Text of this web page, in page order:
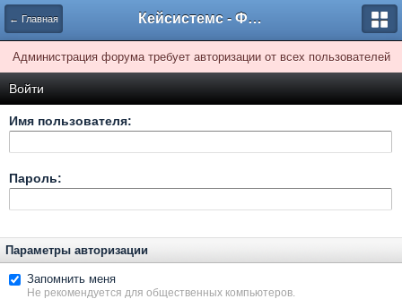
← Главная Кейсистемс - Форумы
Администрация форума требует авторизации от всех пользователей
Войти
Имя пользователя:
Пароль:
Параметры авторизации
Запомнить меня
Не рекомендуется для общественных компьютеров.